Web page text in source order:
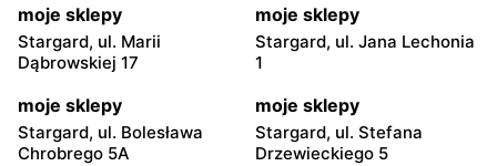
moje sklepy
Stargard, ul. Marii
Dąbrowskiej 17
moje sklepy
Stargard, ul. Jana Lechonia
1
moje sklepy
Stargard, ul. Bolesława
Chrobrego 5A
moje sklepy
Stargard, ul. Stefana
Drzewieckiego 5